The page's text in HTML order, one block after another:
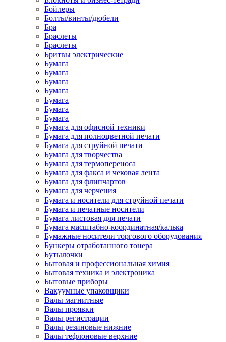
Бойлеры
Болты/винты/дюбели
Бра
Браслеты
Браслеты
Бритвы электрические
Бумага
Бумага
Бумага
Бумага
Бумага
Бумага
Бумага
Бумага для офисной техники
Бумага для полноцветной печати
Бумага для струйной печати
Бумага для творчества
Бумага для термопереноса
Бумага для факса и чековая лента
Бумага для флипчартов
Бумага для черчения
Бумага и носители для струйной печати
Бумага и печатные носители
Бумага листовая для печати
Бумага масштабно-координатная/калька
Бумажные носители торгового оборудования
Бункеры отработанного тонера
Бутылочки
Бытовая и профессиональная химия
Бытовая техника и электроника
Бытовые приборы
Вакуумные упаковщики
Валы магнитные
Валы проявки
Валы регистрации
Валы резиновые нижние
Валы тефлоновые верхние